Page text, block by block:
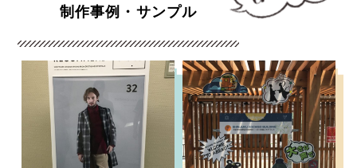
制作事例・サンプル